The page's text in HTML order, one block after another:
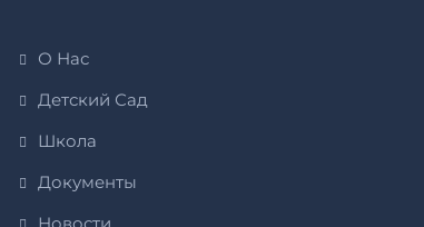
О Нас
Детский Сад
Школа
Документы